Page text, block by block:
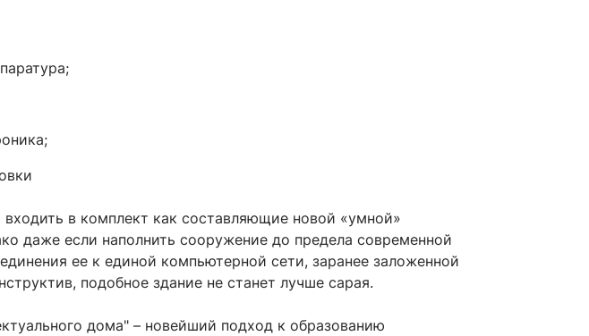
входить в комплект как составляющие новой «умной»
даже если наполнить сооружение до предела современной
ее к единой компьютерной сети, заранее заложенной
подобное здание не станет лучше сарая.
дома" – новейший подход к образованию